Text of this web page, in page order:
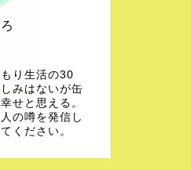
り生活の30
みはないが缶
せと思える。
の噂を発信し
ください。